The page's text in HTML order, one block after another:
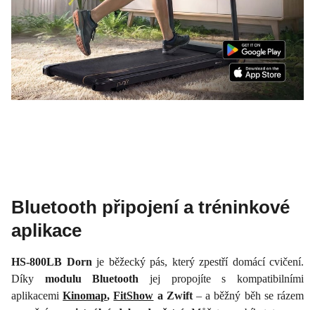
Bluetooth připojení a tréninkové
aplikace
HS-800LB Dorn je běžecký pás, který zpestří domácí cvičení.
Díky modulu Bluetooth jej propojíte s kompatibilními
aplikacemiKinomap,FitShow a Zwift– a běžný běh se rázem